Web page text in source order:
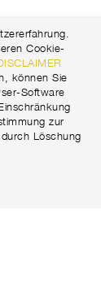
Cookie-
können Sie
Software
zur
Löschung